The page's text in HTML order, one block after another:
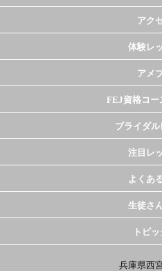
アク
体験レ
アメ
FEJ資格コー
ブライダ
注目レ
よくあ
生徒さ
トピ
兵庫県西